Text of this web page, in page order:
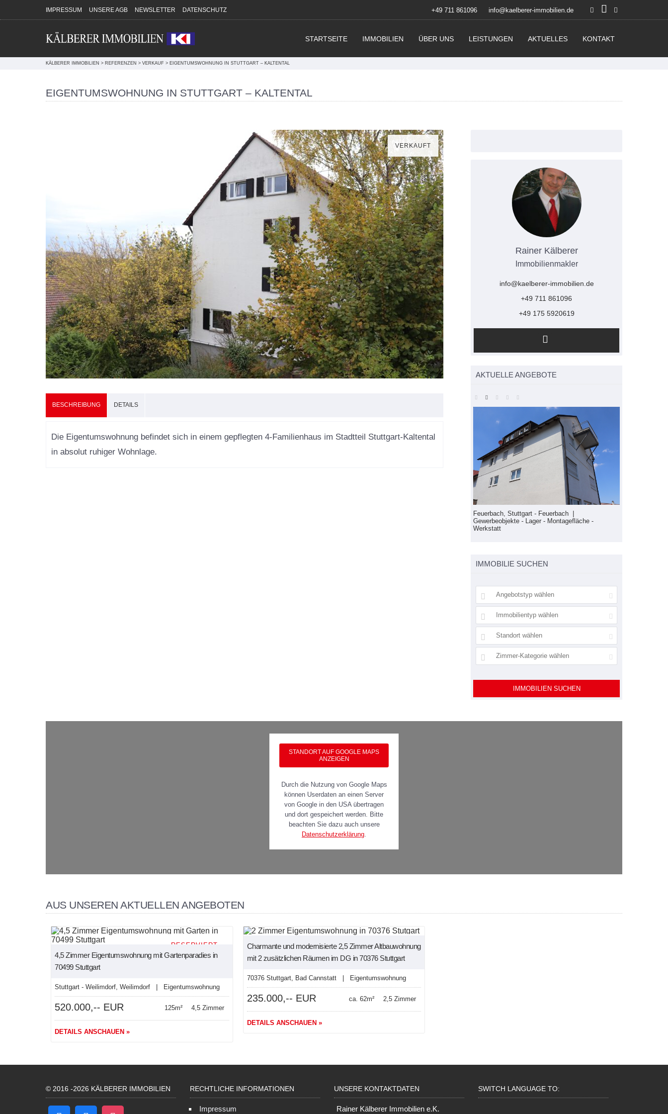
Direkt zum Inhalt springen
IMPRESSUM UNSERE AGB NEWSLETTER DATENSCHUTZ +49 711 861096 info@kaelberer-immobilien.de
STARTSEITE IMMOBILIEN ÜBER UNS LEISTUNGEN AKTUELLES KONTAKT
KÄLBERER IMMOBILIEN > REFERENZEN > VERKAUF > EIGENTUMSWOHNUNG IN STUTTGART – KALTENTAL
EIGENTUMSWOHNUNG IN STUTTGART – KALTENTAL
VERKAUFT
BESCHREIBUNG DETAILS
Die Eigentumswohnung befindet sich in einem gepflegten 4-Familienhaus im Stadtteil Stuttgart-Kaltental
in absolut ruhiger Wohnlage.
Rainer Kälberer
Immobilienmakler
info@kaelberer-immobilien.de
+49 711 861096
+49 175 5920619
AKTUELLE ANGEBOTE
Feuerbach, Stuttgart - Feuerbach | Mietwohnung
- Wohnung
Feuerbach, Stuttgart - Feuerbach |
Gewerbeobjekte - Lager - Montagefläche -
Werkstatt
IMMOBILIE SUCHEN
Angebotstyp wählen
Immobilientyp wählen
Standort wählen
Zimmer-Kategorie wählen
IMMOBILIEN SUCHEN
STANDORT AUF GOOGLE MAPS
ANZEIGEN
Durch die Nutzung von Google Maps
können Userdaten an einen Server
von Google in den USA übertragen
und dort gespeichert werden. Bitte
beachten Sie dazu auch unsere
Datenschutzerklärung
AUS UNSEREN AKTUELLEN ANGEBOTEN
RESERVIERT
4,5 Zimmer Eigentumswohnung mit Gartenparadies in
70499 Stuttgart
Stuttgart - Weilimdorf, Weilimdorf | Eigentumswohnung
520.000,-- EUR 125m² 4,5 Zimmer
DETAILS ANSCHAUEN »
NEU
Charmante und modernisierte 2,5 Zimmer Altbauwohnung
mit 2 zusätzlichen Räumen im DG in 70376 Stuttgart
70376 Stuttgart, Bad Cannstatt | Eigentumswohnung
235.000,-- EUR ca. 62m² 2,5 Zimmer
DETAILS ANSCHAUEN »
© 2016 -2026 KÄLBERER IMMOBILIEN RECHTLICHE INFORMATIONEN
Impressum
UNSERE KONTAKTDATEN
Rainer Kälberer Immobilien e.K.
SWITCH LANGUAGE TO: